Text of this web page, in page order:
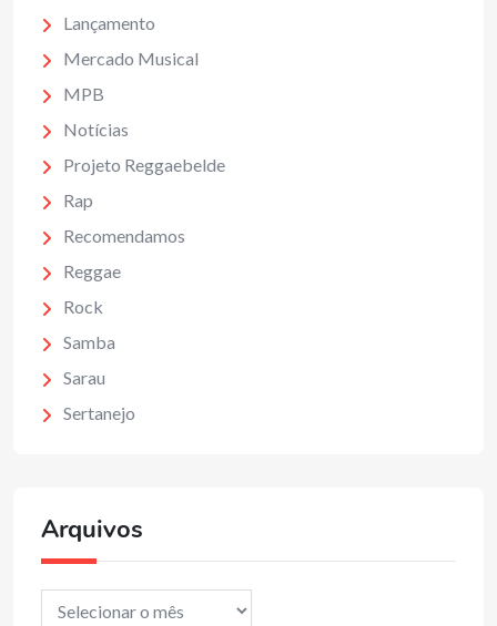
Lançamento
Mercado Musical
MPB
Notícias
Projeto Reggaebelde
Rap
Recomendamos
Reggae
Rock
Samba
Sarau
Sertanejo
Arquivos
Arquivos